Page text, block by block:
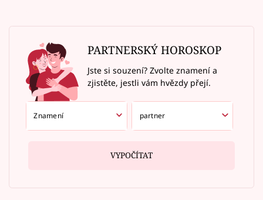
PARTNERSKÝ HOROSKOP
Jste si souzení? Zvolte znamení a
zjistěte, jestli vám hvězdy přejí.
VYPOČÍTAT